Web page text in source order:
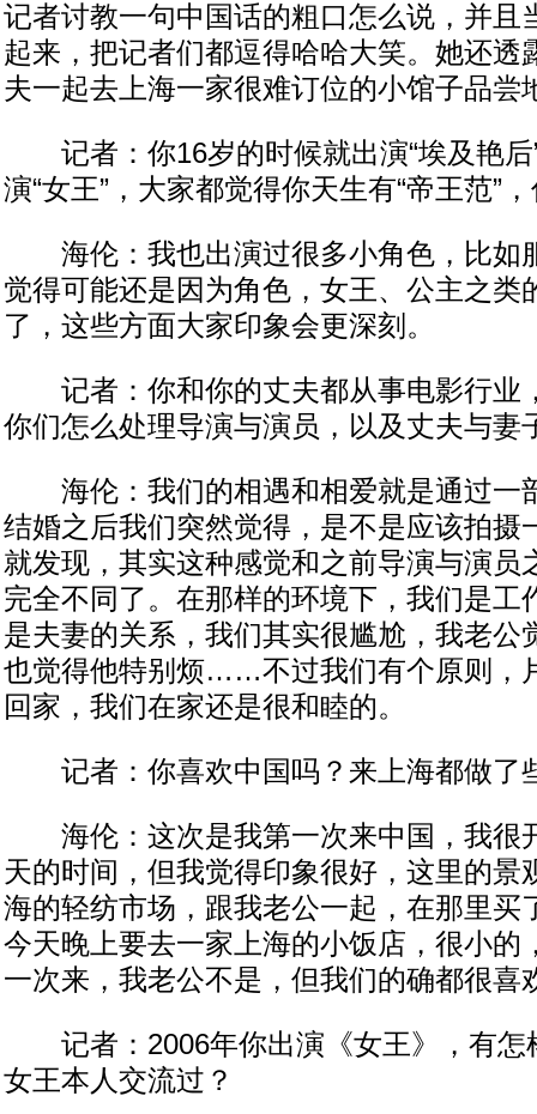
记者讨教一句中国话的粗口怎么说，并且
起来，把记者们都逗得哈哈大笑。她还透
夫一起去上海一家很难订位的小馆子品尝
记者：你16岁的时候就出演“埃及艳后
演“女王”，大家都觉得你天生有“帝王范”
海伦：我也出演过很多小角色，比如
觉得可能还是因为角色，女王、公主之类
了，这些方面大家印象会更深刻。
记者：你和你的丈夫都从事电影行业
你们怎么处理导演与演员，以及丈夫与妻
海伦：我们的相遇和相爱就是通过一
结婚之后我们突然觉得，是不是应该拍摄
就发现，其实这种感觉和之前导演与演员
完全不同了。在那样的环境下，我们是工
是夫妻的关系，我们其实很尴尬，我老公
也觉得他特别烦……不过我们有个原则，
回家，我们在家还是很和睦的。
记者：你喜欢中国吗？来上海都做了
海伦：这次是我第一次来中国，我很
天的时间，但我觉得印象很好，这里的景
海的轻纺市场，跟我老公一起，在那里买
今天晚上要去一家上海的小饭店，很小的
一次来，我老公不是，但我们的确都很喜
记者：2006年你出演《女王》，有怎
女王本人交流过？